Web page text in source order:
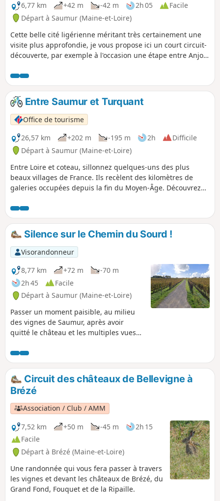
6,77 km
+42 m -42 m 2h 05
Facile
Départ à Saumur (Maine-et-Loire)
Cette belle cité ligérienne méritant très certainement une
visite plus approfondie, je vous propose ici un court circuit-
découverte, par exemple à l'occasion une étape entre Anjou
Entre Saumur et Turquant
Office de tourisme
26,57 km
+202 m -195 m 2h
Difficile
Départ à Saumur (Maine-et-Loire)
Entre Loire et coteau, sillonnez quelques-uns des plus
beaux villages de France. Ils recèlent des kilomètres de
galeries occupées depuis la fin du Moyen-Âge. Découvrez
moulins, lavoirs, loges de vigne, caves de dégustation...
Attention : Bien respecter le sens de circulation, le parcours
est partagé avec des randonneurs équestres.
Silence sur le Chemin du Sourd !
Visorandonneur
8,77 km
+72 m
-70 m
2h 45
Facile
Départ à Saumur (Maine-et-Loire)
Passer un moment paisible, au milieu
des vignes de Saumur, après avoir
quitté le château et les multiples vues
Circuit des châteaux de Bellevigne à
Brézé
Association / Club / AMM
7,52 km
+50 m -45 m
2h 15
Facile
Départ à Brézé (Maine-et-Loire)
Une randonnée qui vous fera passer à travers
les vignes et devant les châteaux de Brézé, du
Grand Fond, Fouquet et de la Ripaille.